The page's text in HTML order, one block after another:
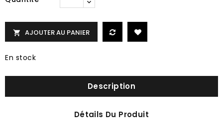
 AJOUTER AU PANIER
En stock
Description
Détails Du Produit